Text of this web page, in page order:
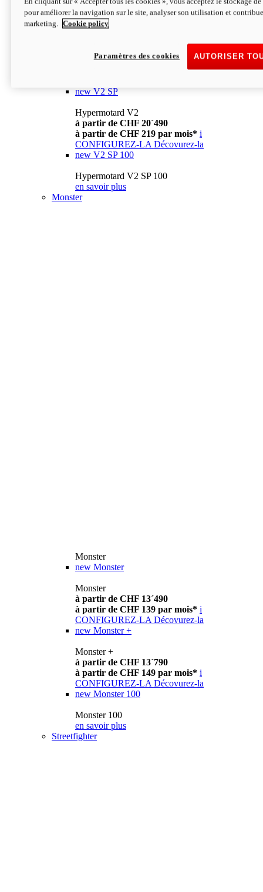
à partir de CHF 13´990 i
CONFIGUREZ-LA Décovurez-la
newV2
à partir de CHF 15´990
à partir de CHF 169 par mois* i
new V2 SP
Hypermotard V2
à partir de CHF 20´490
à partir de CHF 219 par mois* i
CONFIGUREZ-LA Décovurez-la
new V2 SP 100
Hypermotard V2 SP 100
en savoir plus
Monster
Monster
new Monster
Monster
à partir de CHF 13´490
à partir de CHF 139 par mois* i
CONFIGUREZ-LA Décovurez-la
new Monster +
Monster +
à partir de CHF 13´790
à partir de CHF 149 par mois* i
CONFIGUREZ-LA Décovurez-la
new Monster 100
Monster 100
en savoir plus
Streetfighter
pour améliorer la navigation sur le site, analyser son utilisation et
marketing.
Cookie policy
AUTORISER
Paramètres des cookies